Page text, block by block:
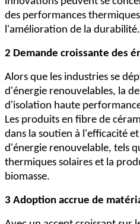
des performances
l'amélioration de la durabilité.
2 Demande croissante des
Alors que les industries se
d'énergie renouvelables, la
d'isolation haute
Les produits en fibre de
dans la soutien à l'efficacité
d'énergie renouvelable, tels
thermiques solaires et la
biomasse.
3 Adoption accrue de